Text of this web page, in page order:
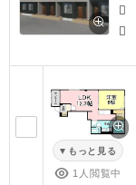
もっと見る
1人閲覧中